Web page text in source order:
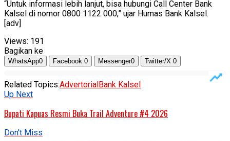
“Untuk informasi lebih lanjut, bisa hubungi Call Center Bank
Kalsel di nomor 0800 1122 000,” ujar Humas Bank Kalsel.
[adv]
Views: 191
Bagikan ke
WhatsApp0 Facebook 0 Messenger0 Twitter/X 0
Related Topics:AdvertorialBank Kalsel
Up Next
Bupati Kapuas Resmi Buka Trail Adventure #4 2026
Don't Miss